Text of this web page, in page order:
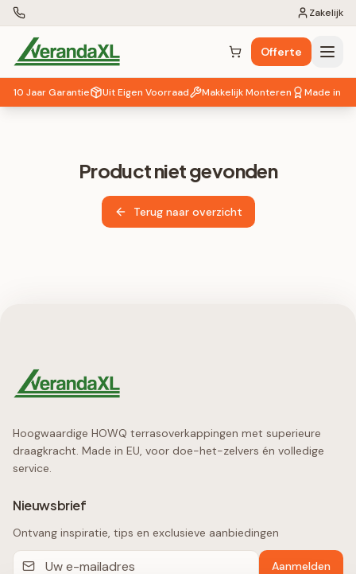
Zakelijk
Winkelwagen ( 0 items)
Offerte
10 Jaar Garantie Uit Eigen Voorraad Makkelijk Monteren Made in EU
Product niet gevonden
Terug naar overzicht
Hoogwaardige HOWQ terrasoverkappingen met superieure
draagkracht. Made in EU, voor doe-het-zelvers én volledige
service.
Nieuwsbrief
Ontvang inspiratie, tips en exclusieve aanbiedingen
Aanmelden